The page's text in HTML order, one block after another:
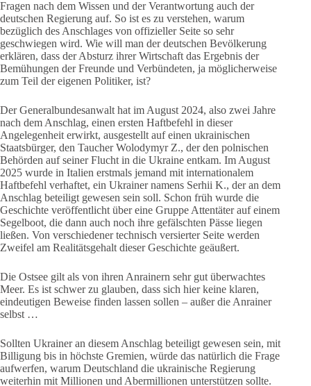
Fragen nach dem Wissen und der Verantwortung auch der
deutschen Regierung auf. So ist es zu verstehen, warum
bezüglich des Anschlages von offizieller Seite so sehr
geschwiegen wird. Wie will man der deutschen Bevölkerung
erklären, dass der Absturz ihrer Wirtschaft das Ergebnis der
Bemühungen der Freunde und Verbündeten, ja möglicherweise
zum Teil der eigenen Politiker, ist?
Der Generalbundesanwalt hat im August 2024, also zwei Jahre
nach dem Anschlag, einen ersten Haftbefehl in dieser
Angelegenheit erwirkt, ausgestellt auf einen ukrainischen
Staatsbürger, den Taucher Wolodymyr Z., der den polnischen
Behörden auf seiner Flucht in die Ukraine entkam. Im August
2025 wurde in Italien erstmals jemand mit internationalem
Haftbefehl verhaftet, ein Ukrainer namens Serhii K., der an dem
Anschlag beteiligt gewesen sein soll. Schon früh wurde die
Geschichte veröffentlicht über eine Gruppe Attentäter auf einem
Segelboot, die dann auch noch ihre gefälschten Pässe liegen
ließen. Von verschiedener technisch versierter Seite werden
Zweifel am Realitätsgehalt dieser Geschichte geäußert.
Die Ostsee gilt als von ihren Anrainern sehr gut überwachtes
Meer. Es ist schwer zu glauben, dass sich hier keine klaren,
eindeutigen Beweise finden lassen sollen – außer die Anrainer
selbst …
Sollten Ukrainer an diesem Anschlag beteiligt gewesen sein, mit
Billigung bis in höchste Gremien, würde das natürlich die Frage
aufwerfen, warum Deutschland die ukrainische Regierung
weiterhin mit Millionen und Abermillionen unterstützen sollte.